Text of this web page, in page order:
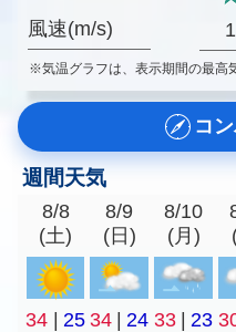
風速(m/s) 1
※気温グラフは、表示期間の最高
コ
週間天気
8/8
(土)
8/9
(日)
8/10
(月)
34 | 25 34 | 24 33 | 23